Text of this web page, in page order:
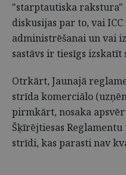
"starptautiska
diskusijas par to, vai
administrēšanai un vai
sastāvs ir tiesīgs
Otrkārt, Jaunajā
strīda komerciālo
pirmkārt, nosaka
Šķīrējtiesas
strīdi, kas parasti nav